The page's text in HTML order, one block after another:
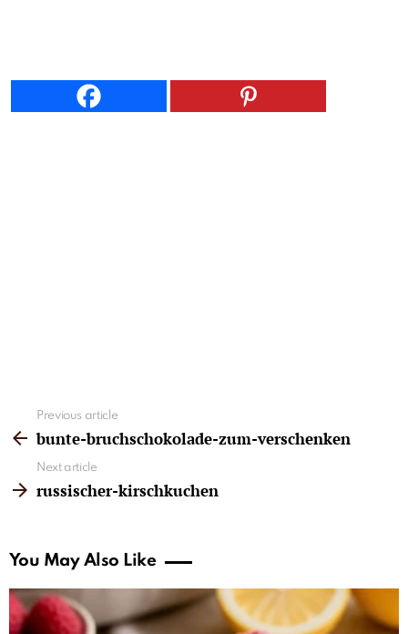
more
Previous article
bunte-bruchschokolade-zum-verschenken
Next article
russischer-kirschkuchen
You May Also Like